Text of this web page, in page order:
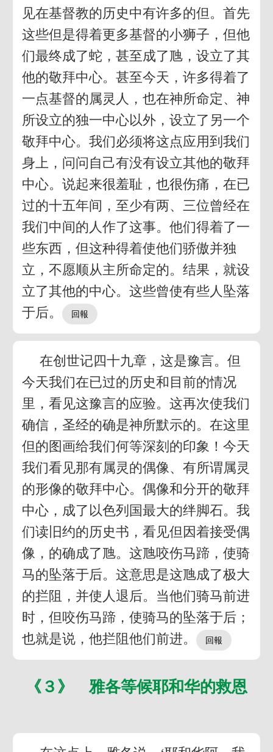
见在基督教的历史中有许多的但。首先
这些但是得着更多基督的小狮子，但他
们最终成了蛇，甚至成了虺，设立了其
他的敬拜中心。甚至今天，许多得着了
一点基督的属灵人，也在神所命定、神
所设立的独一中心以外，设立了另一个
敬拜中心。我们必须将这点应用到我们
身上，问问自己有没有设立其他的敬拜
中心。说起来很羞耻，也很伤痛，在已
过的十五年间，至少有两、三位曾经在
我们中间的人作了这事。他们得着了一
些东西，但这种得着使他们骄傲并独
立，不愿顺从主所命定的。结果，就设
立了其他的中心。这些曾使有些人坠落
于后。
在创世记四十九章，这是豫言。但
今天我们在已过的历史和目前的情况
里，看见这豫言的应验。这再次使我们
确信，圣经的确是神所默示的。在这里
但的图画给我们何等深刻的印象！今天
我们看见那有属灵的偶像、有所谓属灵
的形像的敬拜中心。偶像和分开的敬拜
中心，成了以色列国最大的绊脚石。我
们读旧约的历史书，看见但因着接受偶
像，的确成了虺。这虺咬伤马蹄，使骑
马的坠落于后。这意思是这虺成了极大
的拦阻，并使人退后。当他们骑马前进
时，但咬伤马蹄，使骑马的坠落于后；
也就是说，他拦阻他们前进。
《３》 雅各等候耶和华的救恩